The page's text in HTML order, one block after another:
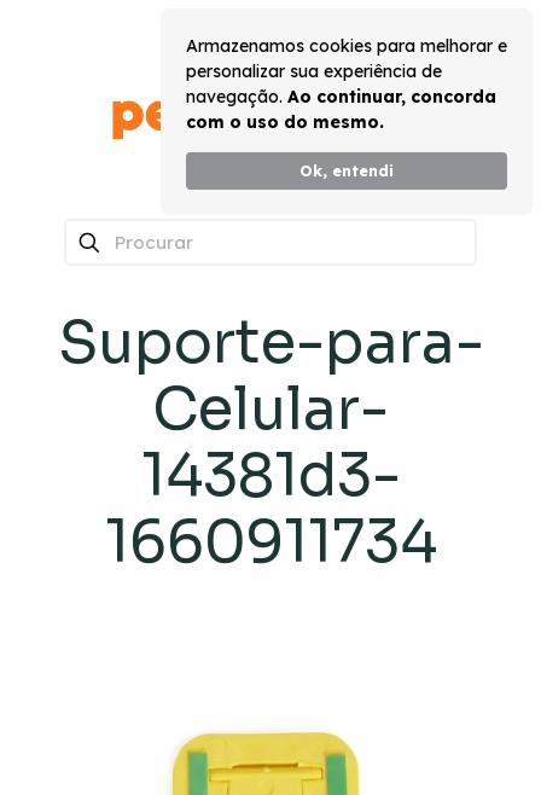
Armazenamos cookies para melhorar e
personalizar sua experiência de
navegação. Ao continuar, concorda
com o uso do mesmo.
Ok, entendi
Suporte-para-
Celular-
14381d3-
1660911734